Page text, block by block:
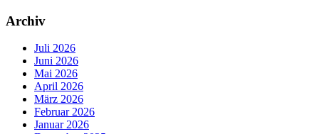
Archiv
Juli 2026
Juni 2026
Mai 2026
April 2026
März 2026
Februar 2026
Januar 2026